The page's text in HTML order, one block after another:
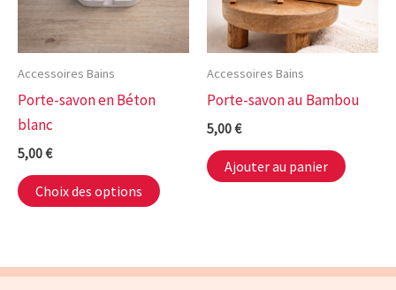
Accessoires Bains
Porte-savon en Béton
blanc
5,00€
Choix des options
variations.
Accessoires Bains
Porte-savon au Bambou
5,00€
Ajouter au panier